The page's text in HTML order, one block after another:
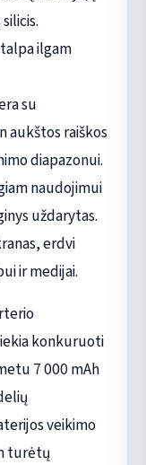
ilgam
su
aukštos raiškos
diapazonui.
naudojimui
uždarytas.
erdvi
ir medijai.
konkuruoti
7 000 mAh
veikimo
turėtų